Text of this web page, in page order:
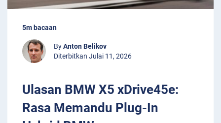
5m bacaan
ByAnton Belikov
Diterbitkan Julai 11, 2026
Ulasan BMW X5 xDrive45e:
Rasa Memandu Plug-In